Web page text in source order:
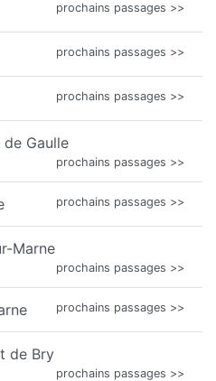
prochains passages >>
prochains passages >>
prochains passages >>
Gaulle
prochains passages >>
prochains passages >>
Marne
prochains passages >>
prochains passages >>
de Bry
prochains passages >>